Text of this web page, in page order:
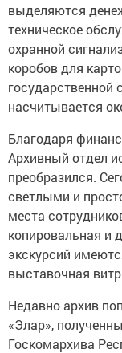
выделяются
техническое
охранной
коробов для
государственной
насчитывается
Благодаря
Архивный отдел
преобразился.
светлыми и
места
копировальная и
экскурсий
выставочная
Недавно архив
«Элар»,
Госкомархива